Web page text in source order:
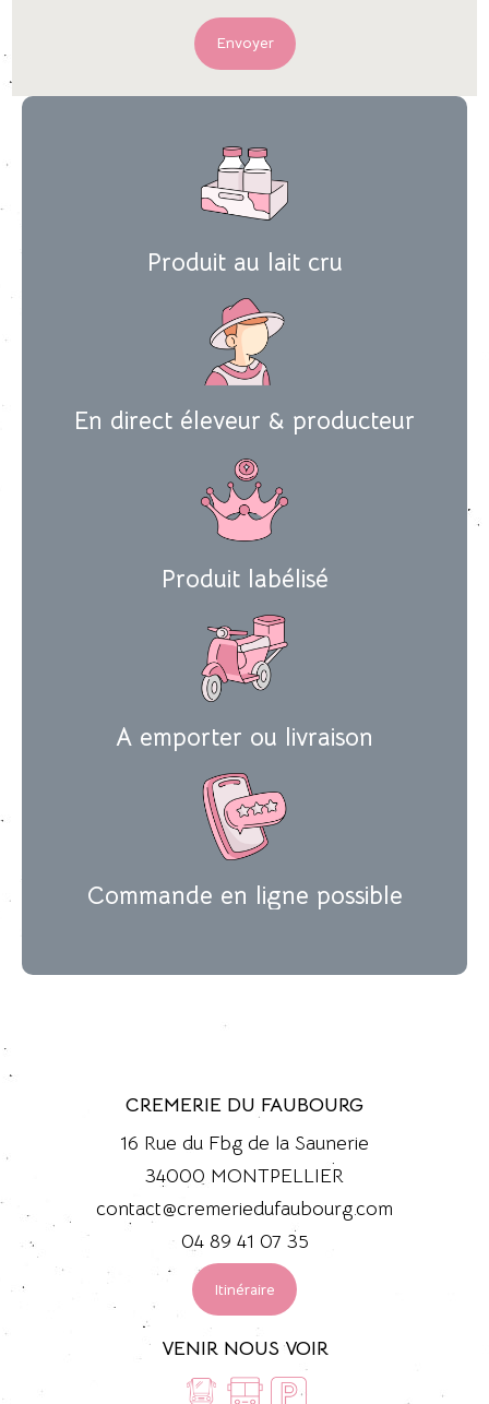
Produit au lait cru
En direct éleveur & producteur
Produit labélisé
A emporter ou livraison
Commande en ligne possible
CREMERIE DU FAUBOURG
16 Rue du Fbg de la Saunerie
34000 MONTPELLIER
contact@cremeriedufaubourg.com
04 89 41 07 35
Itinéraire
VENIR NOUS VOIR